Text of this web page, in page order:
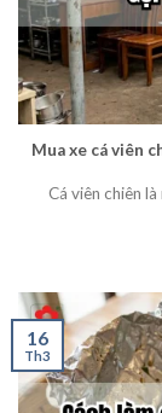
Mua xe cá viên
Cá viên chiên
16
Th3